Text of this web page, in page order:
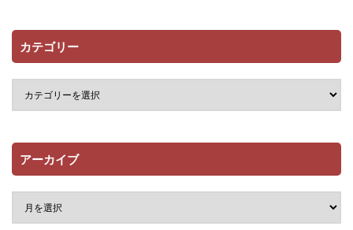
カテゴリー
アーカイブ